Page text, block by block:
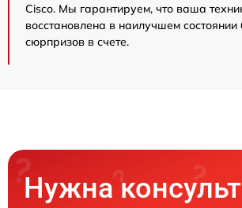
Cisco. Мы гарантируем, что ваша
восстановлена в наилучшем
сюрпризов в счете.
Нужна